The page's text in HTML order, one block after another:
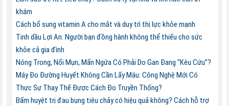
khám
Cách bổ sung vitamin A cho mắt và duy trì thị lực khỏe mạnh
Tinh dầu Lợi An: Người bạn đồng hành không thể thiếu cho sức
khỏe cả gia đình
Nóng Trong, Nổi Mụn, Mẩn Ngứa Có Phải Do Gan Đang “Kêu Cứu”?
Máy Đo Đường Huyết Không Cần Lấy Máu: Công Nghệ Mới Có
Thực Sự Thay Thế Được Cách Đo Truyền Thống?
Bấm huyệt trị đau bụng tiêu chảy có hiệu quả không? Cách hỗ trợ